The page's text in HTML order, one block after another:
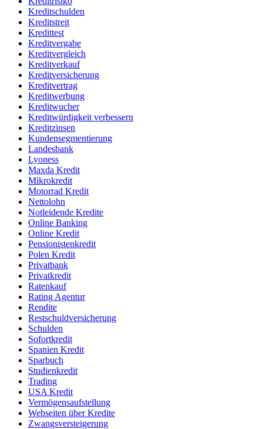
Kreditschulden
Kreditstreit
Kredittest
Kreditvergabe
Kreditvergleich
Kreditverkauf
Kreditversicherung
Kreditvertrag
Kreditwerbung
Kreditwucher
Kreditwürdigkeit verbessern
Kreditzinsen
Kundensegmentierung
Landesbank
Lyoness
Maxda Kredit
Mikrokredit
Motorrad Kredit
Nettolohn
Notleidende Kredite
Online Banking
Online Kredit
Pensionistenkredit
Polen Kredit
Privatbank
Privatkredit
Ratenkauf
Rating Agentur
Rendite
Restschuldversicherung
Schulden
Sofortkredit
Spanien Kredit
Sparbuch
Studienkredit
Trading
USA Kredit
Vermögensaufstellung
Webseiten über Kredite
Zwangsversteigerung